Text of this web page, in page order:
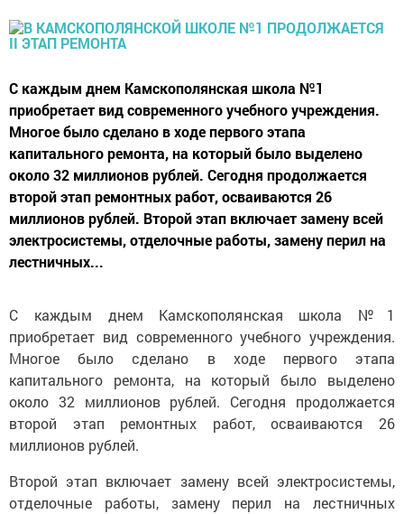
С каждым днем Камскополянская школа №1
приобретает вид современного учебного учреждения.
Многое было сделано в ходе первого этапа
капитального ремонта, на который было выделено
около 32 миллионов рублей. Сегодня продолжается
второй этап ремонтных работ, осваиваются 26
миллионов рублей. Второй этап включает замену всей
электросистемы, отделочные работы, замену перил на
лестничных...
С каждым днем Камскополянская школа №1
приобретает вид современного учебного учреждения.
Многое было сделано в ходе первого этапа
капитального ремонта, на который было выделено
около 32 миллионов рублей. Сегодня продолжается
второй этап ремонтных работ, осваиваются 26
миллионов рублей.
Второй этап включает замену всей электросистемы,
отделочные работы, замену перил на лестничных